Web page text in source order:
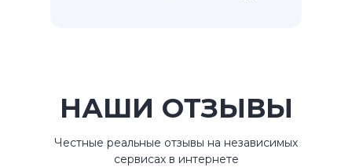
НАШИ ОТЗЫВЫ
Честные реальные отзывы на независимых
сервисах в интернете